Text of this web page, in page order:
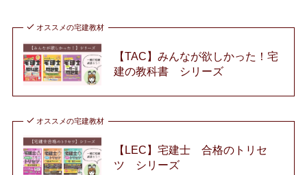
オススメの宅建教材
【TAC】みんなが欲しかった！宅
建の教科書 シリーズ
オススメの宅建教材
【LEC】宅建士 合格のトリセ
ツ シリーズ